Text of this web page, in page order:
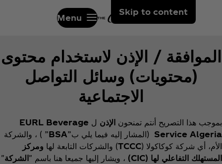
Skip to content
Menu
الموافقة / الإذن لاستخدام محتوى
(محتويات)وسائل التواصل
الاجتماعية
بموجب هذا التصريح أنتم تمنحون الإذن ل EURL Beverage
Service Algeria
(المشار إليه فيما يلي ب”BSA” ) ، والشركة
الأم، أي شركة كوكاكولا (TCCC) والشركات التابعة لها ومركز
المستهلك التفاعلي لها (CIC) ، ويشار إليها جميعا هنا باسم "الشركة"